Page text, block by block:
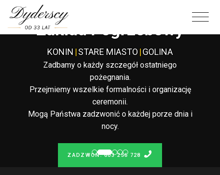
Całodobowy
Zakład Pogrzebowy
KONIN |STARE MIASTO |GOLINA
Zadbamy o każdy szczegół ostatniego
pożegnania.
Przejmiemy wszelkie formalności i organizację
ceremonii.
Mogą Państwa zadzwonić o każdej porze dnia i
nocy.
ZADZWOŃ: 603 256 728